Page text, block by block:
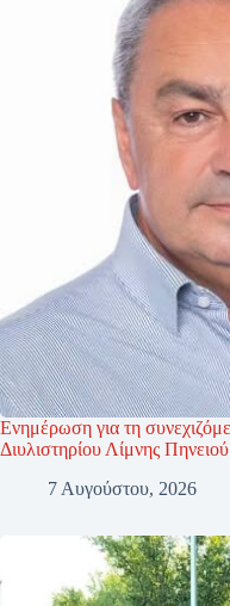
Ενημέρωση για τη
Διυλιστηρίου Λίμνης Πηνειού
7 Αυγούστου, 2026